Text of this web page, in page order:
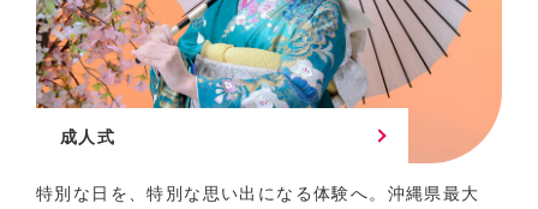
成人式
特別な日を、特別な思い出になる体験へ。 沖縄県最大